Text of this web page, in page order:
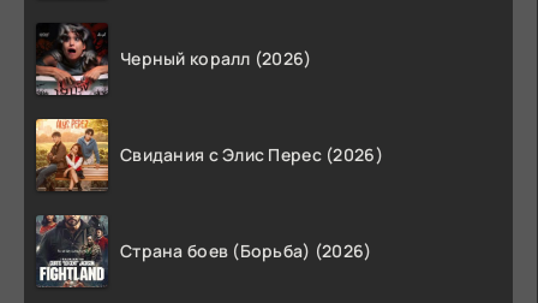
Черный коралл (2026)
Свидания с Элис Перес (2026)
Страна боев (Борьба) (2026)